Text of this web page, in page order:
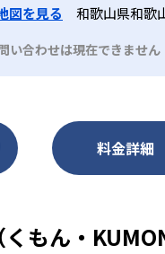
図を見る 和歌山県和歌
い合わせは現在できません
料金詳細
もん・